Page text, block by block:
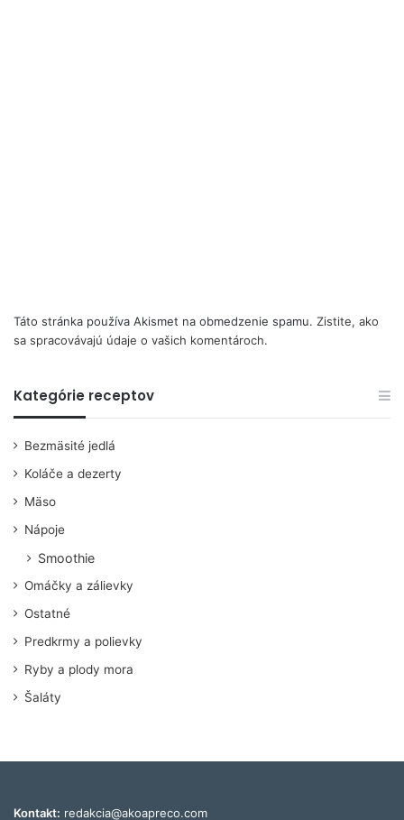
Táto stránka používa Akismet na obmedzenie spamu. Zistite, ako
sa spracovávajú údaje o vašich komentároch.
Kategórie receptov
Bezmäsité jedlá
Koláče a dezerty
Mäso
Nápoje
Smoothie
Omáčky a zálievky
Ostatné
Predkrmy a polievky
Ryby a plody mora
Šaláty
Kontakt: redakcia@akoapreco.com